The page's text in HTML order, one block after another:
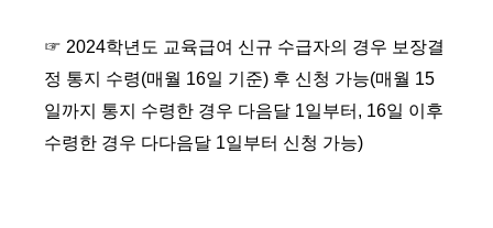
☞ 2024학년도 교육급여 신규 수급자의 경우 보장결
정 통지 수령(매월 16일 기준) 후 신청 가능(매월 15
일까지 통지 수령한 경우 다음달 1일부터, 16일 이후
수령한 경우 다다음달 1일부터 신청 가능)